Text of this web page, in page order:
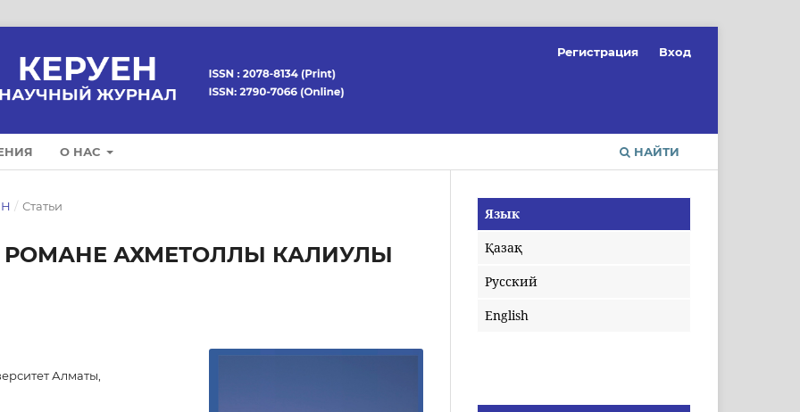
О НАС НАЙТИ
Регистрация Вход
/ Статьи
РОМАНЕ АХМЕТОЛЛЫ КАЛИУЛЫ
Алматы,
Язык
Қазақ
Русский
English